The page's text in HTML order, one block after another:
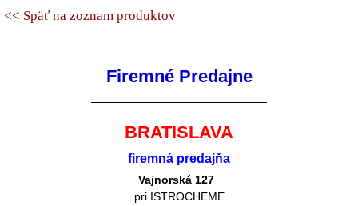
<< Späť na zoznam produktov
Firemné Predajne
BRATISLAVA
firemná predajňa
Vajnorská 127
pri ISTROCHEME